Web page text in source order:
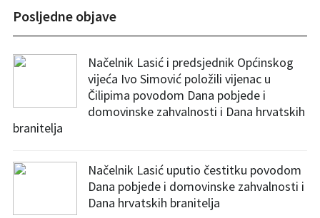
Posljedne objave
Načelnik Lasić i predsjednik Općinskog
vijeća Ivo Simović položili vijenac u
Čilipima povodom Dana pobjede i
domovinske zahvalnosti i Dana hrvatskih
branitelja
Načelnik Lasić uputio čestitku povodom
Dana pobjede i domovinske zahvalnosti i
Dana hrvatskih branitelja